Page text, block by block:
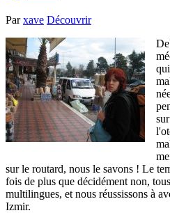
Parxave Découvrir
sur le routard, nous le savons ! Le
fois de plus que décidément non,
multilingues, et nous réussissons à
Izmir.